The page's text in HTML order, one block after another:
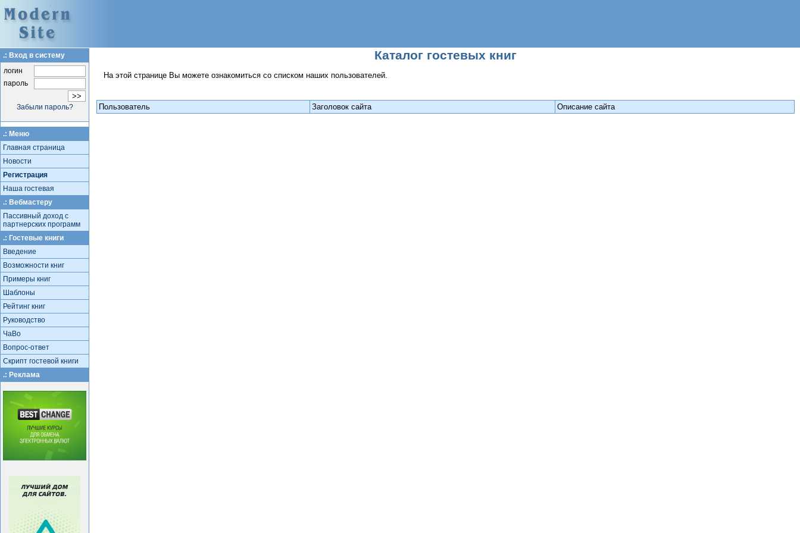
Каталог гостевых книг
На этой странице Вы можете ознакомиться со списком наших пользователей.
Пользователь Заголовок сайта Описание сайта
.: Вход в систему
логин
пароль
Забыли пароль?
.: Меню
Главная страница
Новости
Регистрация
Наша гостевая
.: Вебмастеру
Пассивный доход с
партнерских программ
.: Гостевые книги
Введение
Возможности книг
Примеры книг
Шаблоны
Рейтинг книг
Руководство
ЧаВо
Вопрос-ответ
Скрипт гостевой книги
.: Реклама